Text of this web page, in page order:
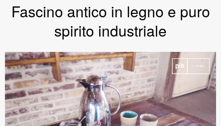
Fascino antico in legno e puro
spirito industriale